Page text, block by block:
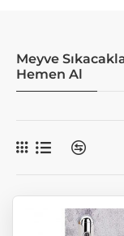
Meyve
Hemen Al